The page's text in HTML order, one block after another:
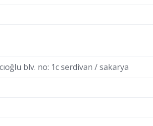
blv. no: 1c serdivan / sakarya